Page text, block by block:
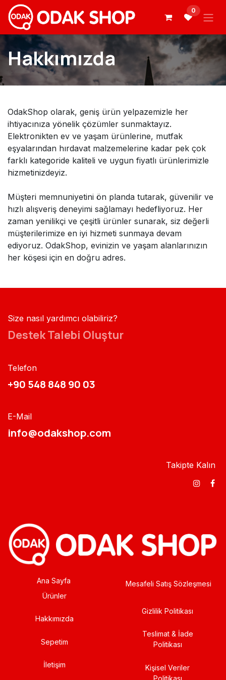
İçereği Atla
0
Hakkımızda
OdakShop olarak, geniş ürün yelpazemizle her
ihtiyacınıza yönelik çözümler sunmaktayız.
Elektronikten ev ve yaşam ürünlerine, mutfak
eşyalarından hırdavat malzemelerine kadar pek çok
farklı kategoride kaliteli ve uygun fiyatlı ürünlerimizle
hizmetinizdeyiz.
Müşteri memnuniyetini ön planda tutarak, güvenilir ve
hızlı alışveriş deneyimi sağlamayı hedefliyoruz. Her
zaman yenilikçi ve çeşitli ürünler sunarak, siz değerli
müşterilerimize en iyi hizmeti sunmaya devam
ediyoruz. OdakShop, evinizin ve yaşam alanlarınızın
her köşesi için en doğru adres.
Size nasıl yardımcı olabiliriz?
Destek Talebi Oluştur
Telefon
+90 548 848 90 03​​
E-Mail
info@odakshop.com​
Takipte Kalın
Ana Sayfa
Ürünler
Hakkımızda
Sepetim
İletişim
Mesafeli Satış Sözleşmesi
Gizlilik Politikası
Teslimat & İade
Politikası
Kişisel Veriler
Politikası